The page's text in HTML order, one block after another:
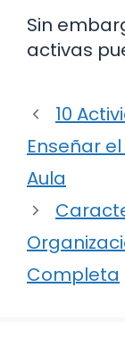
Sin
activas
10
Enseñar
Aula
Completa